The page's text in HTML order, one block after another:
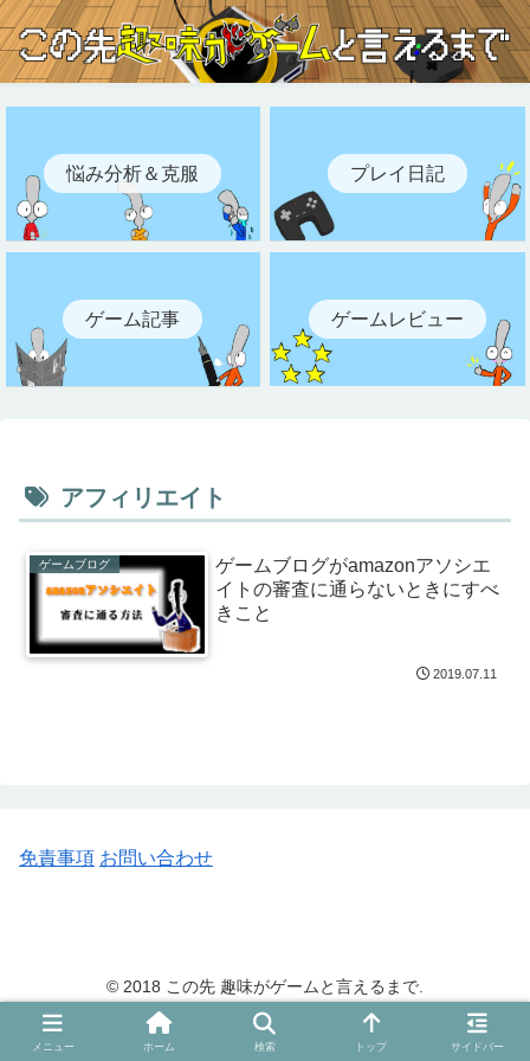
悩み分析＆克服 プレイ日記
ゲーム記事 ゲームレビュー
アフィリエイト
ゲームブログ
ゲームブログがamazonアソシエ
イトの審査に通らないときにすべ
きこと
2019.07.11
免責事項 お問い合わせ
© 2018 この先 趣味がゲームと言えるまで.
メニュー ホーム 検索 トップ サイドバー